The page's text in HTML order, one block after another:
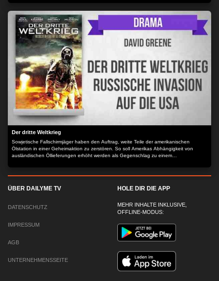
Der dritte Weltkrieg
Sowjetische Fallschirmjäger haben den Auftrag, weite Teile der amerikanischen
Ölstation in einer Geheimaktion zu zerstören. So soll Amerikas Abhängigkeit von
ausländischen Öllieferungen erhöht werden als Gegenschlag zu einem
sowjetischen Bürgern ausgelöst hat.
ÜBER DAILYME TV
DATENSCHUTZ
IMPRESSUM
AGB
UNTERNEHMENSSEITE
HOLE DIR DIE APP
MEHR INHALTE INKLUSIVE,
OFFLINE-MODUS: